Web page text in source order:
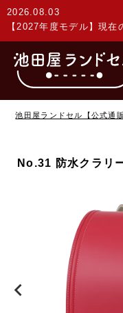
2026.08.03
【2027年度モデル】現在
池田屋ランドセル【公式通
No.31 防水クラリ